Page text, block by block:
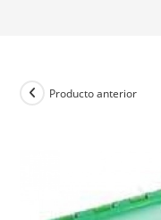
Producto anterior